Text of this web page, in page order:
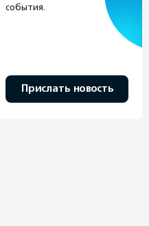
события.
Прислать новость